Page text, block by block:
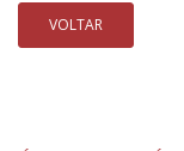
VOLTAR